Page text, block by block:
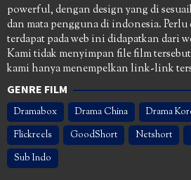
powerful, dengan design yang di
dan mata pengguna di indonesia.
terdapat pada web ini didapatkan dari
Kami tidak menyimpan file film
kami hanya menempelkan link-link
GENRE FILM
Dramabox Drama China Drama
Flickreels
GoodShort Netshort
Sub Indo